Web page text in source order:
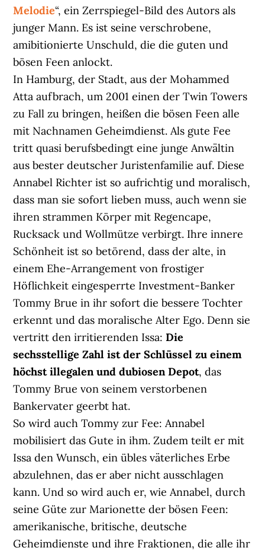
Melodie“, ein Zerrspiegel-Bild des Autors als
junger Mann. Es ist seine verschrobene,
amibitionierte Unschuld, die die guten und
bösen Feen anlockt.
In Hamburg, der Stadt, aus der Mohammed
Atta aufbrach, um 2001 einen der Twin Towers
zu Fall zu bringen, heißen die bösen Feen alle
mit Nachnamen Geheimdienst. Als gute Fee
tritt quasi berufsbedingt eine junge Anwältin
aus bester deutscher Juristenfamilie auf. Diese
Annabel Richter ist so aufrichtig und moralisch,
dass man sie sofort lieben muss, auch wenn sie
ihren strammen Körper mit Regencape,
Rucksack und Wollmütze verbirgt. Ihre innere
Schönheit ist so betörend, dass der alte, in
einem Ehe-Arrangement von frostiger
Höflichkeit eingesperrte Investment-Banker
Tommy Brue in ihr sofort die bessere Tochter
erkennt und das moralische Alter Ego. Denn sie
vertritt den irritierenden Issa:Die
sechsstellige Zahl ist der Schlüssel zu einem
höchst illegalen und dubiosen Depot, das
Tommy Brue von seinem verstorbenen
Bankervater geerbt hat.
So wird auch Tommy zur Fee: Annabel
mobilisiert das Gute in ihm. Zudem teilt er mit
Issa den Wunsch, ein übles väterliches Erbe
abzulehnen, das er aber nicht ausschlagen
kann. Und so wird auch er, wie Annabel, durch
seine Güte zur Marionette der bösen Feen:
amerikanische, britische, deutsche
Geheimdienste und ihre Fraktionen, die alle ihr